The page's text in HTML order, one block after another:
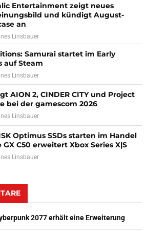
Entertainment zeigt neues
und kündigt August-
an
Linsbauer
Samurai startet im Early
auf Steam
Linsbauer
AION 2, CINDER CITY und Project
bei der gamescom 2026
Linsbauer
Optimus SSDs starten im Handel
GX C50 erweitert Xbox Series X|S
Linsbauer
2077 erhält eine Erweiterung